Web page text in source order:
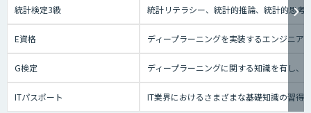
統計検定3級 統計リテラシー、統計的推論、統計的思考
E資格 ディープラーニングを実装するエンジニア
G検定 ディープラーニングに関する知識を有し
ITパスポート IT業界におけるさまざまな基礎知識の習得